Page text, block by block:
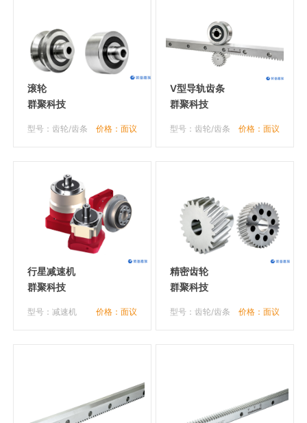
滚轮
群聚科技
型号：齿轮/齿条 价格：面议
V型导轨齿条
群聚科技
型号：齿轮/齿条 价格：面议
行星减速机
群聚科技
型号：减速机 价格：面议
精密齿轮
群聚科技
型号：齿轮/齿条 价格：面议